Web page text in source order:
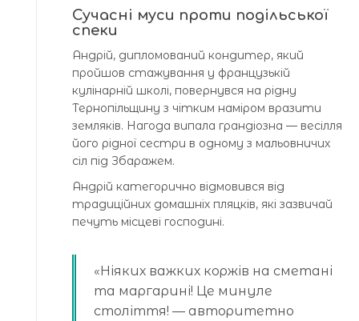
Сучасні муси проти подільської
спеки
Андрій, дипломований кондитер, який
пройшов стажування у французькій
кулінарній школі, повернувся на рідну
Тернопільщину з чітким наміром вразити
земляків. Нагода випала грандіозна — весілля
його рідної сестри в одному з мальовничих
сіл під Збаражем.
Андрій категорично відмовився від
традиційних домашніх пляцків, які зазвичай
печуть місцеві господині.
«Ніяких важких коржів на сметані
та маргарині! Це минуле
століття! — авторитетно